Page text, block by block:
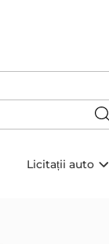
Licitații auto